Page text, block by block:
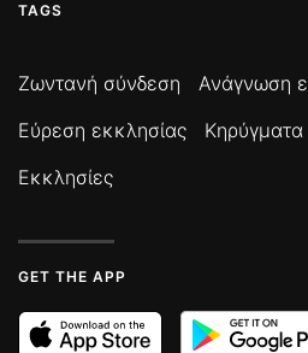
TAGS
Ζωντανή σύνδεση Ανάγνωση
Εύρεση εκκλησίας
Εκκλησίες
GET THE APP